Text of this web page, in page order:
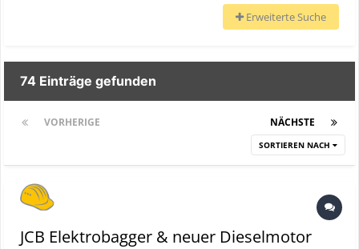
Erweiterte Suche
74 Einträge gefunden
VORHERIGE NÄCHSTE
SORTIEREN NACH
JCB Elektrobagger & neuer Dieselmotor